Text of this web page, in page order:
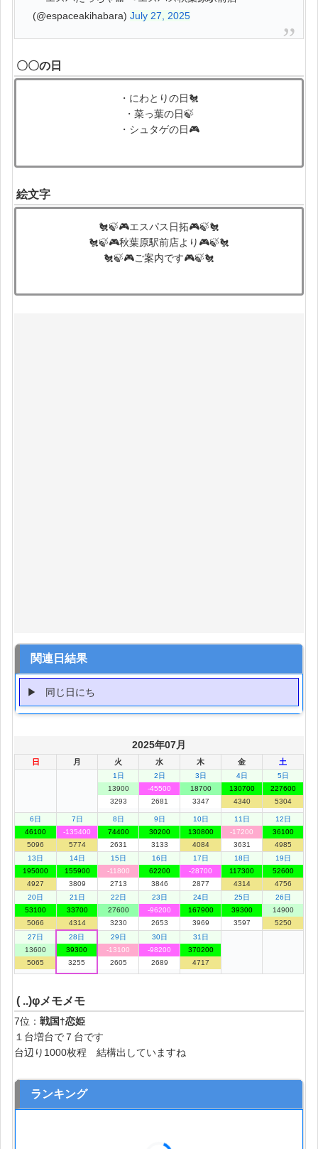
(@espaceakihabara)July 27, 2025
〇〇の日
・にわとりの日🐔
・菜っ葉の日🍃
・シュタゲの日🎮
絵文字
🐔🍃🎮エスパス日拓🎮🍃🐔
🐔🍃🎮秋葉原駅前店より🎮🍃🐔
🐔🍃🎮ご案内です🎮🍃🐔
関連日結果
同じ日にち
2025年07月
日 月 火 水 木 金 土
1日
13900
3293
2日
-45500
2681
3日
18700
3347
4日
130700
4340
5日
227600
5304
6日
46100
5096
7日
-135400
5774
8日
74400
2631
9日
30200
3133
10日
130800
4084
11日
-17200
3631
12日
36100
4985
13日
195000
4927
14日
155900
3809
15日
-11800
2713
16日
62200
3846
17日
-28700
2877
18日
117300
4314
19日
52600
4756
20日
53100
5066
21日
33700
4314
22日
27600
3230
23日
-96200
2653
24日
167900
3969
25日
39300
3597
26日
14900
5250
27日
13600
5065
28日
39300
3255
29日
-13100
2605
30日
-98200
2689
31日
370200
4717
( ..)φメモメモ
7位： 戦国†恋姫
１台増台で７台です
台辺り1000枚程 結構出していますね
ランキング